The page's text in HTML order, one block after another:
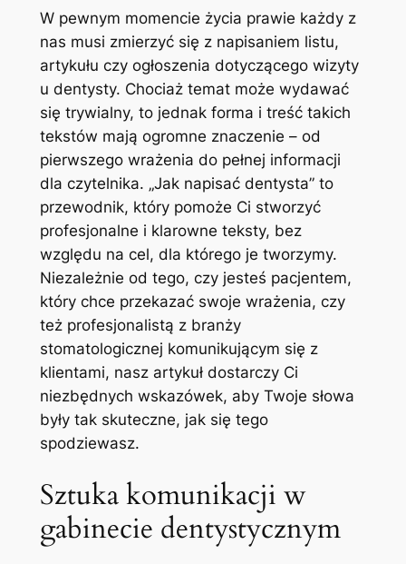
W pewnym momencie życia prawie każdy z
nas musi zmierzyć się z napisaniem listu,
artykułu czy ogłoszenia dotyczącego wizyty
u dentysty. Chociaż temat może wydawać
się trywialny, to jednak forma i treść takich
tekstów mają ogromne znaczenie – od
pierwszego wrażenia do pełnej informacji
dla czytelnika. „Jak napisać dentysta” to
przewodnik, który pomoże Ci stworzyć
profesjonalne i klarowne teksty, bez
względu na cel, dla którego je tworzymy.
Niezależnie od tego, czy jesteś pacjentem,
który chce przekazać swoje wrażenia, czy
też profesjonalistą z branży
stomatologicznej komunikującym się z
klientami, nasz artykuł dostarczy Ci
niezbędnych wskazówek, aby Twoje słowa
były tak skuteczne, jak się tego
spodziewasz.
Sztuka komunikacji w
gabinecie dentystycznym